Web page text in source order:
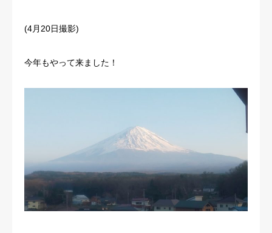
(4月20日撮影)
今年もやって来ました！